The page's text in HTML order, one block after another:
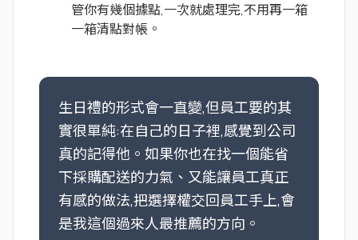
管你有幾個據點,一次就處理完,不用再一箱
一箱清點對帳。
生日禮的形式會一直變,但員工要的其
實很單純:在自己的日子裡,感覺到公司
真的記得他。如果你也在找一個能省
下採購配送的力氣、又能讓員工真正
有感的做法,把選擇權交回員工手上,會
是我這個過來人最推薦的方向。